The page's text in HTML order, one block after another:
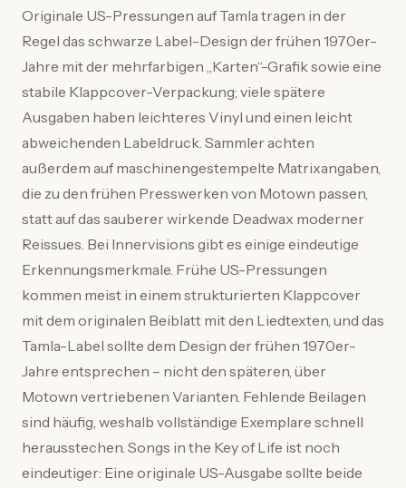
Originale US-Pressungen auf Tamla tragen in der
Regel das schwarze Label-Design der frühen 1970er-
Jahre mit der mehrfarbigen „Karten“-Grafik sowie eine
stabile Klappcover-Verpackung; viele spätere
Ausgaben haben leichteres Vinyl und einen leicht
abweichenden Labeldruck. Sammler achten
außerdem auf maschinengestempelte Matrixangaben,
die zu den frühen Presswerken von Motown passen,
statt auf das sauberer wirkende Deadwax moderner
Reissues. Bei Innervisions gibt es einige eindeutige
Erkennungsmerkmale. Frühe US-Pressungen
kommen meist in einem strukturierten Klappcover
mit dem originalen Beiblatt mit den Liedtexten, und das
Tamla-Label sollte dem Design der frühen 1970er-
Jahre entsprechen – nicht den späteren, über
Motown vertriebenen Varianten. Fehlende Beilagen
sind häufig, weshalb vollständige Exemplare schnell
herausstechen. Songs in the Key of Life ist noch
eindeutiger: Eine originale US-Ausgabe sollte beide